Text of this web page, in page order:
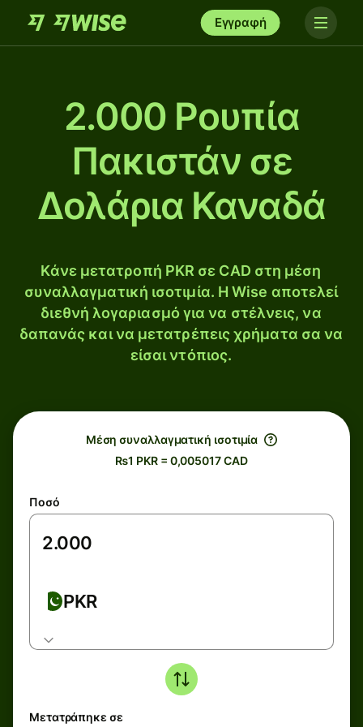
Εγγραφή
2.000 Ρουπία
Πακιστάν σε
Δολάρια Καναδά
Κάνε μετατροπή PKR σε CAD στη μέση
συναλλαγματική ισοτιμία. Η Wise αποτελεί
διεθνή λογαριασμό για να στέλνεις, να
δαπανάς και να μετατρέπεις χρήματα σα να
είσαι ντόπιος.
Μέση συναλλαγματική ισοτιμία
₨1 PKR = 0,005017 CAD
Ποσό
PKR
Μετατράπηκε σε